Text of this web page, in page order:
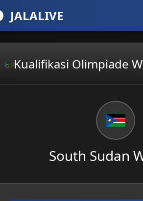
JALALIVE
Kualifikasi Olimpiade
South Sudan